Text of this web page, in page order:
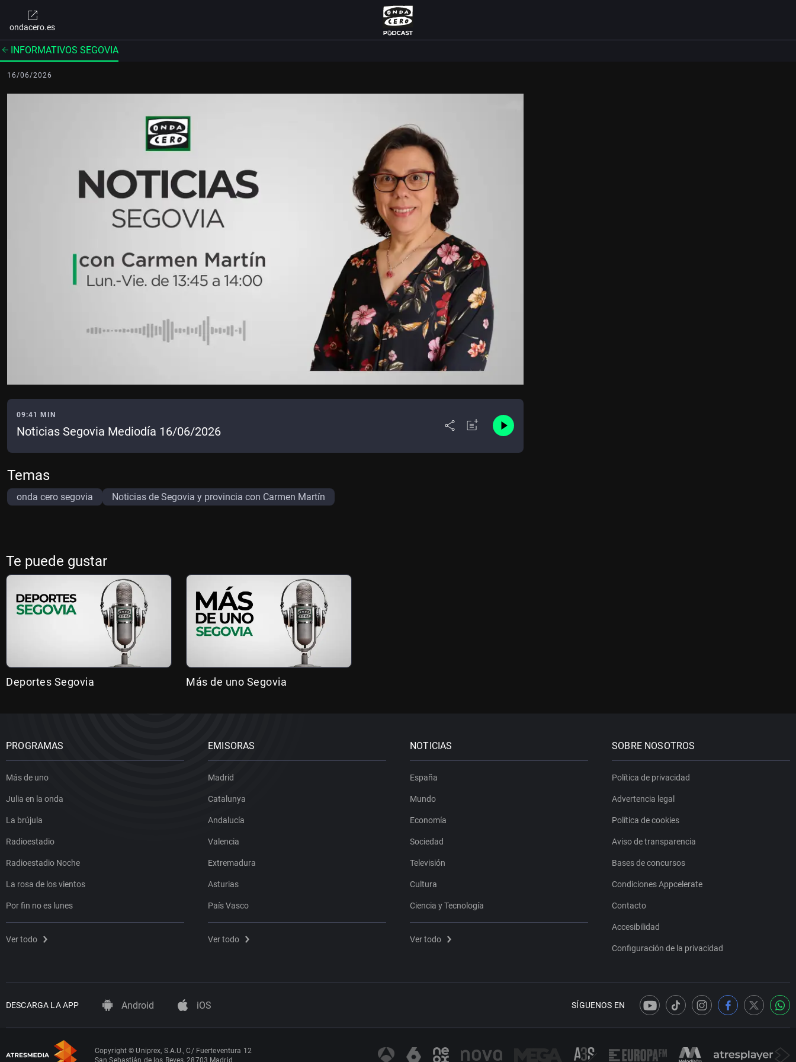
ondacero.es
INFORMATIVOS SEGOVIA
16/06/2026
09:41 MIN
Noticias Segovia Mediodía 16/06/2026
Temas
onda cero segovia Noticias de Segovia y provincia con Carmen Martín
Te puede gustar
Deportes Segovia Más de uno Segovia
PROGRAMAS
Más de uno
Julia en la onda
La brújula
Radioestadio
Radioestadio Noche
La rosa de los vientos
Por fin no es lunes
Ver todo
EMISORAS
Madrid
Catalunya
Andalucía
Valencia
Extremadura
Asturias
País Vasco
Ver todo
NOTICIAS
España
Mundo
Economía
Sociedad
Televisión
Cultura
Ciencia y Tecnología
Ver todo
SOBRE NOSOTROS
Política de privacidad
Advertencia legal
Política de cookies
Aviso de transparencia
Bases de concursos
Condiciones Appcelerate
Contacto
Accesibilidad
Configuración de la privacidad
DESCARGA LA APP Android iOS SÍGUENOS EN
Copyright © Uniprex, S.A.U., C/ Fuerteventura 12
San Sebastián de los Reyes, 28703 Madrid